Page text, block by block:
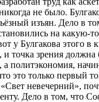
не было.
изъян. Дело в
на какую-
у Булгакова этого
зрения
политэкономия,
это только
невечерний»,
Дело в том, что